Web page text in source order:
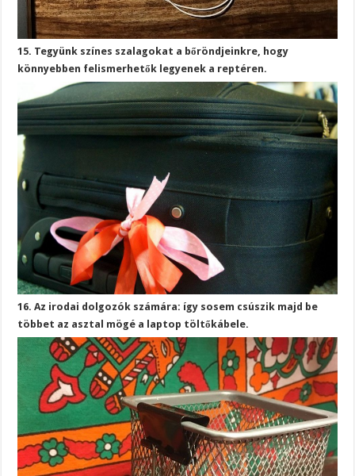
15. Tegyünk színes szalagokat a bőröndjeinkre, hogy
könnyebben felismerhetők legyenek a reptéren.
16. Az irodai dolgozók számára: így sosem csúszik majd be
többet az asztal mögé a laptop töltőkábele.